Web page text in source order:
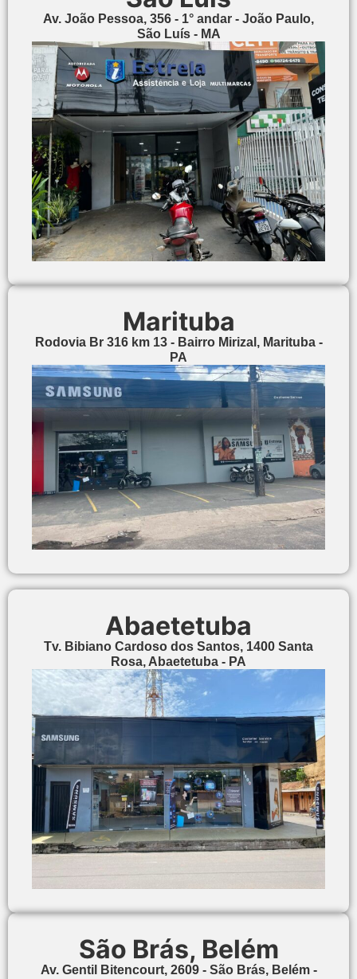
Av. João Pessoa, 356 - 1° andar - João Paulo,
São Luís - MA
Marituba
Rodovia Br 316 km 13 - Bairro Mirizal, Marituba -
PA
Abaetetuba
Tv. Bibiano Cardoso dos Santos, 1400 Santa
Rosa, Abaetetuba - PA
São Brás, Belém
Av. Gentil Bitencourt, 2609 - São Brás, Belém -